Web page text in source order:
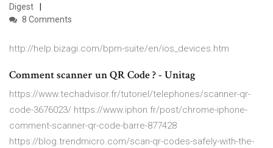
Digest
8 Comments
http://help.bizagi.com/bpm-suite/en/ios_devices.htm
Comment scanner un QR Code ? - Unitag
https://www.techadvisor.fr/tutoriel/telephones/scanner-qr-
code-3676023/ https://www.iphon.fr/post/chrome-iphone-
comment-scanner-qr-code-barre-877428
https://blog.trendmicro.com/scan-qr-codes-safely-with-the-